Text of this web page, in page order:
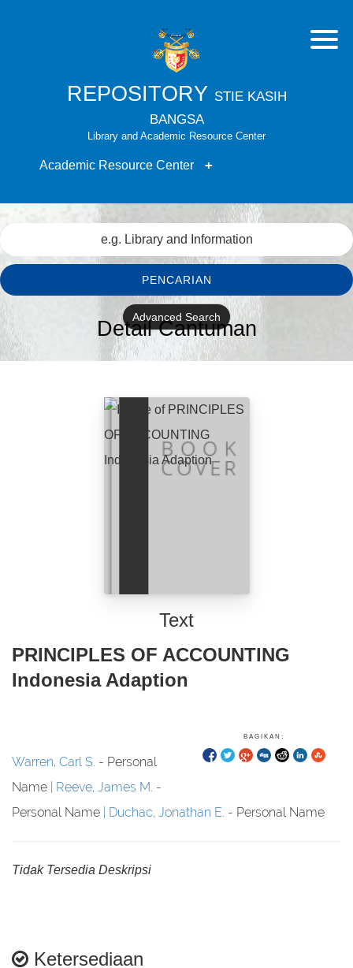
REPOSITORY STIE KASIH
BANGSA
Library and Academic Resource Center
Academic Resource Center
Detail Cantuman
PENCARIAN
Advanced Search
Text
PRINCIPLES OF ACCOUNTING
Indonesia Adaption
BAGIKAN:
Warren, Carl S. - Personal
Name
Reeve, James M. -
Personal Name
Duchac, Jonathan E. - Personal Name
Tidak Tersedia Deskripsi
Ketersediaan